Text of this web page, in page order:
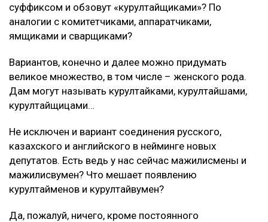
суффиксом и обзовут «курултайщиками»? По
аналогии с комитетчиками, аппаратчиками,
ямщиками и сварщиками?
Вариантов, конечно и далее можно придумать
великое множество, в том числе – женского рода.
Дам могут называть курултайками, курултайшами,
курултайщицами…
Не исключен и вариант соединения русского,
казахского и английского в нейминге новых
депутатов. Есть ведь у нас сейчас мажилисмены и
мажилисвумен? Что мешает появлению
курултайменов и курултайвумен?
Да, пожалуй, ничего, кроме постоянного